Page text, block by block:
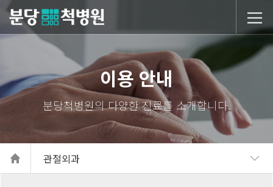
당척병원
이용 안내
관절외과